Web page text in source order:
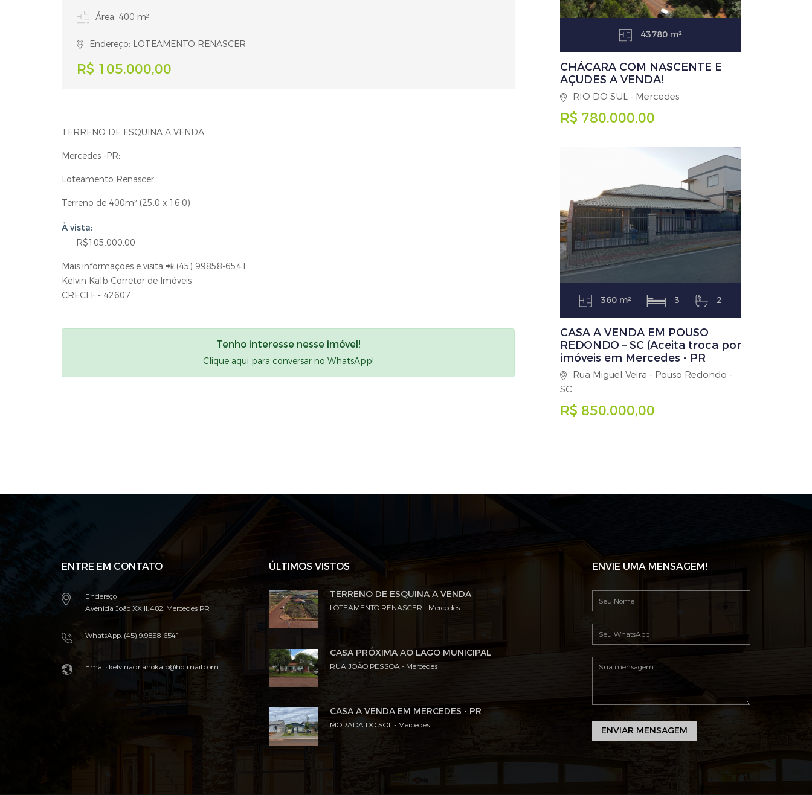
Área: 400 m²
Endereço: LOTEAMENTO RENASCER
R$ 105.000,00
TERRENO DE ESQUINA A VENDA
Mercedes -PR;
Loteamento Renascer;
Terreno de 400m² (25,0 x 16,0)
À vista;
R$105.000,00
Mais informações e visita 📲 (45) 99858-6541
Kelvin Kalb Corretor de Imóveis
CRECI F - 42607
Tenho interesse nesse imóvel!
Clique aqui para conversar no WhatsApp!
43780 m²
CHÁCARA COM NASCENTE E
AÇUDES A VENDA!
RIO DO SUL - Mercedes
R$ 780.000,00
360 m² 3 2
CASA A VENDA EM POUSO
REDONDO – SC (Aceita troca por
imóveis em Mercedes - PR
Rua Miguel Veira - Pouso Redondo -
SC
R$ 850.000,00
ENTRE EM CONTATO
Endereço
Avenida João XXIII, 482, Mercedes PR
WhatsApp: (45) 9.9858-6541
Email: kelvinadrianokalb@hotmail.com
ÚLTIMOS VISTOS
TERRENO DE ESQUINA A VENDA
LOTEAMENTO RENASCER - Mercedes
CASA PRÓXIMA AO LAGO MUNICIPAL
RUA JOÃO PESSOA - Mercedes
CASA A VENDA EM MERCEDES - PR
MORADA DO SOL - Mercedes
ENVIE UMA MENSAGEM!
ENVIAR MENSAGEM